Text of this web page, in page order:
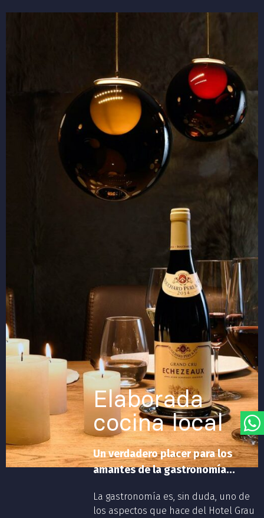
Sauna
Elaborada
cocina local
Un verdadero placer para los
amantes de la gastronomía…
La gastronomía es, sin duda, uno de
los aspectos que hace del Hotel Grau